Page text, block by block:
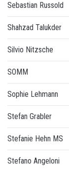
Sebastian Russold
Shahzad Talukder
Silvio Nitzsche
SOMM
Sophie Lehmann
Stefan Grabler
Stefanie Hehn MS
Stefano Angeloni